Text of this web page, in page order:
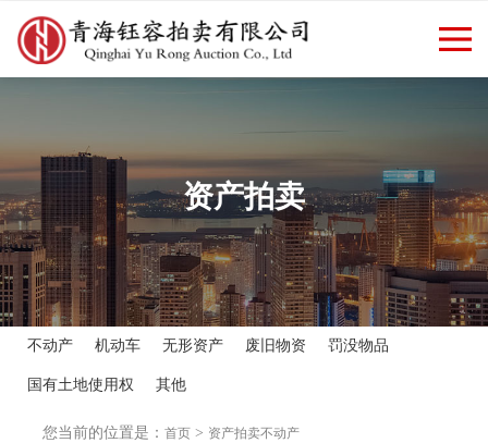
欢迎访问青海钰容拍卖有限公司
官方网站！
返回首页
资产拍卖
不动产 机动车 无形资产 废旧物资 罚没物品
国有土地使用权 其他
您当前的位置是： 首页 > 资产拍卖不动产